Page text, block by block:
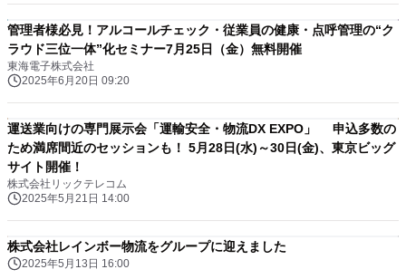
管理者様必見！アルコールチェック・従業員の健康・点呼管理の“ク
ラウド三位一体”化セミナー7月25日（金）無料開催
東海電子株式会社
2025年6月20日 09:20
運送業向けの専門展示会「運輸安全・物流DX EXPO」 申込多数の
ため満席間近のセッションも！ 5月28日(水)～30日(金)、東京ビッグ
サイト開催！
株式会社リックテレコム
2025年5月21日 14:00
株式会社レインボー物流をグループに迎えました
2025年5月13日 16:00